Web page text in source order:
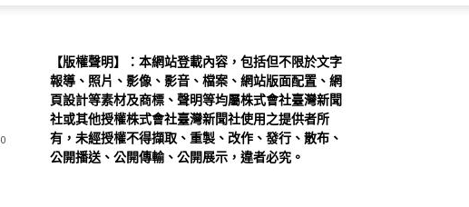
0
【版權聲明】：本網站登載內容，包括但不限於文字
報導、照片、影像、影音、檔案、網站版面配置、網
頁設計等素材及商標、聲明等均屬株式會社臺灣新聞
社或其他授權株式會社臺灣新聞社使用之提供者所
有，未經授權不得擷取、重製、改作、發行、散布、
公開播送、公開傳輸、公開展示，違者必究。